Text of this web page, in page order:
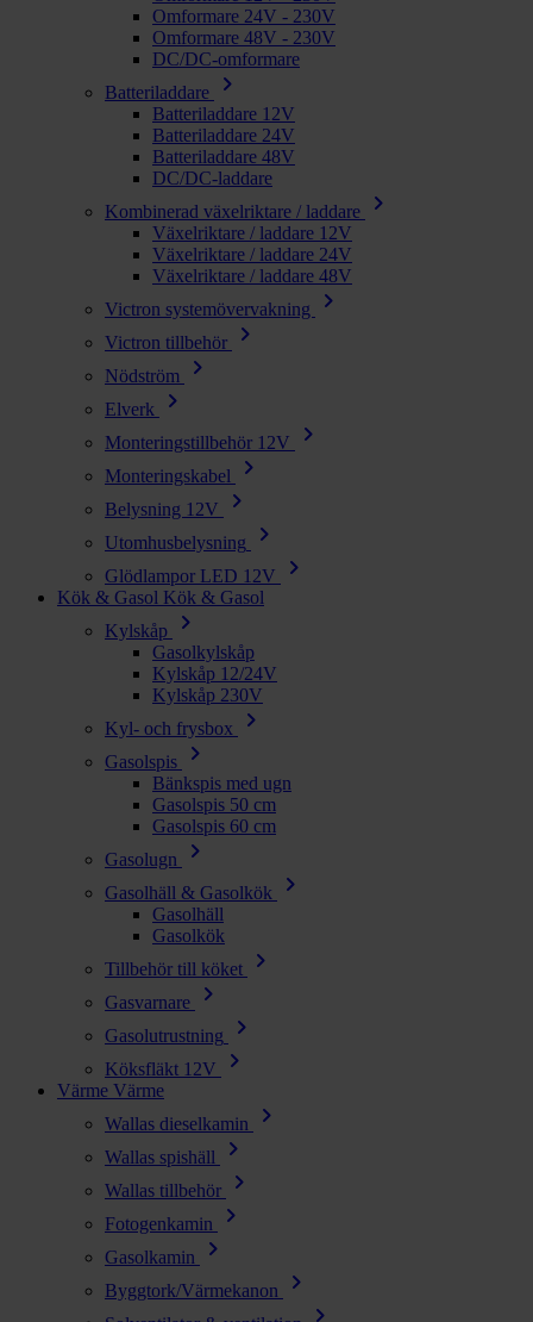
Omformare 24V - 230V
Omformare 48V - 230V
DC/DC-omformare
Batteriladdare
chevron_right
Batteriladdare 12V
Batteriladdare 24V
Batteriladdare 48V
DC/DC-laddare
Kombinerad växelriktare / laddare
chevron_right
Växelriktare / laddare 12V
Växelriktare / laddare 24V
Växelriktare / laddare 48V
Victron systemövervakning
chevron_right
Victron tillbehör chevron_right
Nödström chevron_right
Elverk chevron_right
Monteringstillbehör 12V chevron_right
Monteringskabel chevron_right
Belysning 12V chevron_right
Utomhusbelysning chevron_right
Glödlampor LED 12V chevron_right
Kök & Gasol Kök & Gasol
Kylskåp
chevron_right
Gasolkylskåp
Kylskåp 12/24V
Kylskåp 230V
Kyl- och frysbox
chevron_right
Gasolspis chevron_right
Bänkspis med ugn
Gasolspis 50 cm
Gasolspis 60 cm
Gasolugn
chevron_right
Gasolhäll & Gasolkök chevron_right
Gasolhäll
Gasolkök
Tillbehör till köket
chevron_right
Gasvarnare chevron_right
Gasolutrustning chevron_right
Köksfläkt 12V chevron_right
Värme Värme
Wallas dieselkamin
chevron_right
Wallas spishäll chevron_right
Wallas tillbehör chevron_right
Fotogenkamin chevron_right
Gasolkamin chevron_right
Byggtork/Värmekanon chevron_right